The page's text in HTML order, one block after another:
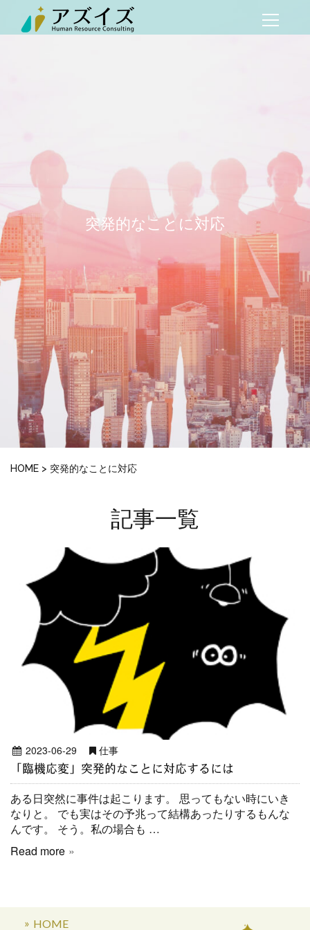
突発的なことに対応
HOME > 突発的なことに対応
記事一覧
2023-06-29 仕事
「臨機応変」突発的なことに対応するには
ある日突然に事件は起こります。 思ってもない時にいき
なりと。 でも実はその予兆って結構あったりするもんな
んです。 そう。私の場合も …
Read more
HOME